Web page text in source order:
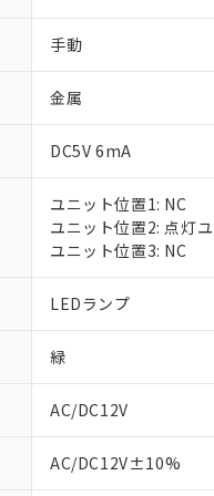
手動
金属
DC5V 6mA
ユニット位置1: NC
ユニット位置2: 点灯
ユニット位置3: NC
LEDランプ
緑
AC/DC12V
AC/DC12V±10%
ご利用条件
※1 対応状況
調査・確認中：
非該当品：ライセ
仕入先様の事情に
があります。
※1 中国